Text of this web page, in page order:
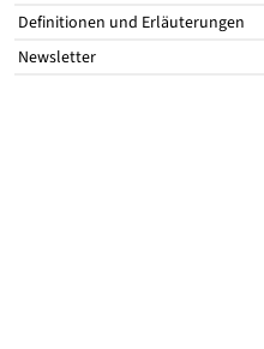
Definitionen und Erläuterungen
Newsletter